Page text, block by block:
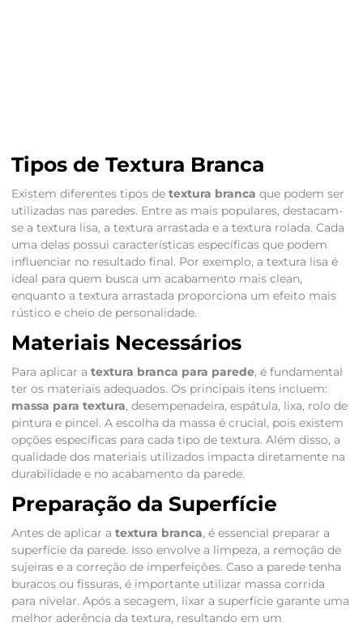
Tipos de Textura Branca
Existem diferentes tipos de textura branca que podem ser
utilizadas nas paredes. Entre as mais populares, destacam-
se a textura lisa, a textura arrastada e a textura rolada. Cada
uma delas possui características específicas que podem
influenciar no resultado final. Por exemplo, a textura lisa é
ideal para quem busca um acabamento mais clean,
enquanto a textura arrastada proporciona um efeito mais
rústico e cheio de personalidade.
Materiais Necessários
Para aplicar a textura branca para parede, é fundamental
ter os materiais adequados. Os principais itens incluem:
massa para textura, desempenadeira, espátula, lixa, rolo de
pintura e pincel. A escolha da massa é crucial, pois existem
opções específicas para cada tipo de textura. Além disso, a
qualidade dos materiais utilizados impacta diretamente na
durabilidade e no acabamento da parede.
Preparação da Superfície
Antes de aplicar a textura branca, é essencial preparar a
superfície da parede. Isso envolve a limpeza, a remoção de
sujeiras e a correção de imperfeições. Caso a parede tenha
buracos ou fissuras, é importante utilizar massa corrida
para nivelar. Após a secagem, lixar a superfície garante uma
melhor aderência da textura, resultando em um